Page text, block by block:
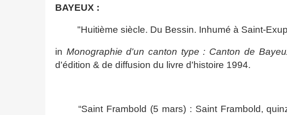
BAYEUX :
"Huitième siècle. Du Bessin. Inhumé à Saint-
in Monographie d'un canton type : Canton de
d'édition & de diffusion du livre d'histoire 1994.
“Saint Frambold (5 mars) : Saint Frambold,